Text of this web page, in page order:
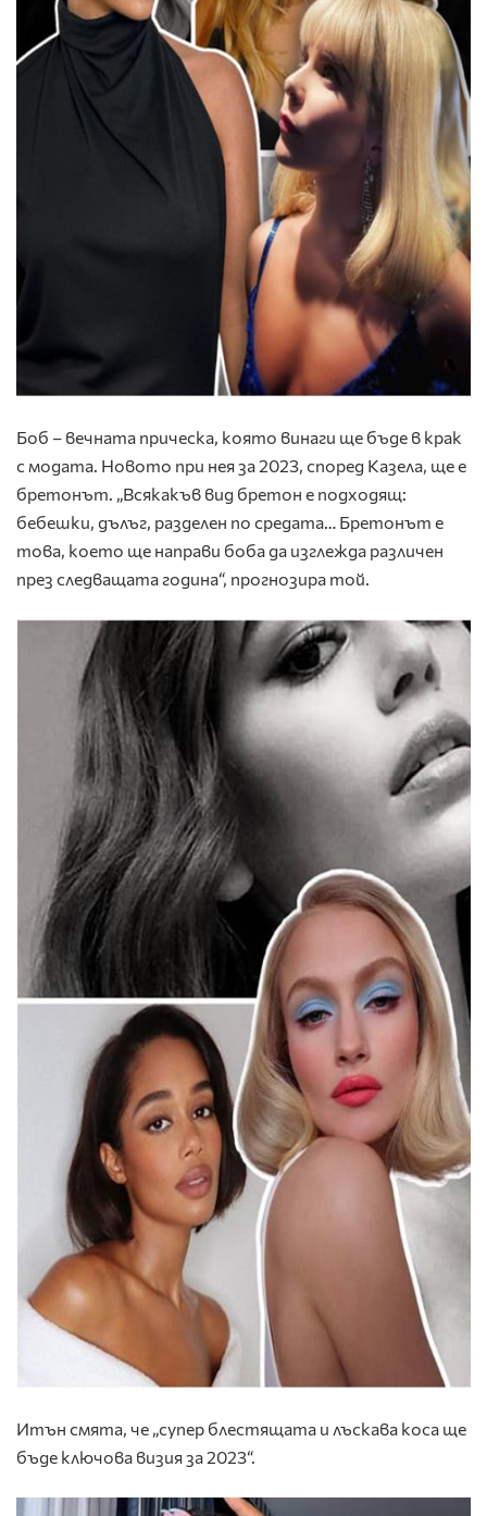
Боб – вечната прическа, която винаги ще бъде в крак
с модата. Новото при нея за 2023, според Казела, ще е
бретонът. „Всякакъв вид бретон е подходящ:
бебешки, дълъг, разделен по средата… Бретонът е
това, което ще направи боба да изглежда различен
през следващата година“, прогнозира той.
Итън смята, че „супер блестящата и лъскава коса ще
бъде ключова визия за 2023“.